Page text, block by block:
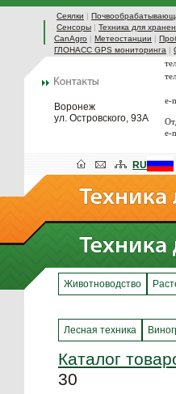
Сеялки |
Сенсоры | Техника для
CanAgro | Метеостанции |
ГЛОНАСС GPS мониторинга |
Воронеж
ул. Островского, 93А
e-
e-
RU
Животноводство
Лесная техника
Каталог
30